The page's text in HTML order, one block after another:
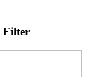
Filter